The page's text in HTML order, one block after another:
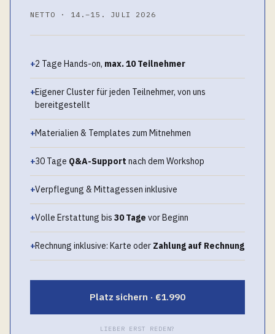
NETTO · 14.–15. JULI 2026
+2 Tage Hands-on, max. 10 Teilnehmer
+Eigener Cluster für jeden Teilnehmer, von uns
bereitgestellt
+Materialien & Templates zum Mitnehmen
+30 Tage Q&A-Support nach dem Workshop
+Verpflegung & Mittagessen inklusive
+Volle Erstattung bis 30 Tage vor Beginn
+Rechnung inklusive: Karte oder Zahlung auf Rechnung
Platz sichern · €1.990
LIEBER ERST REDEN?